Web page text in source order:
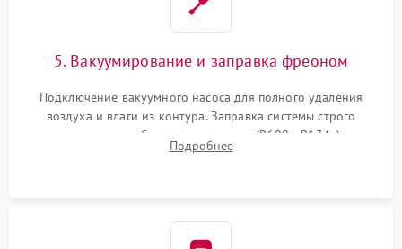
5. Вакуумирование и заправка фреоном
Подключение вакуумного насоса для полного удаления
воздуха и влаги из контура. Заправка системы строго
дозированным объемом хладагента (R600a, R134a) по
электронным весам. Контроль рабочего давления в системе.
Подробнее